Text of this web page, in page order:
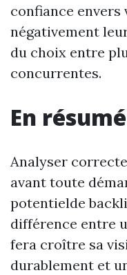
confiance
négativement
du choix entre
concurrentes.
En résumé
Analyser
avant toute
potentielde
différence entre
fera croître sa
durablement et